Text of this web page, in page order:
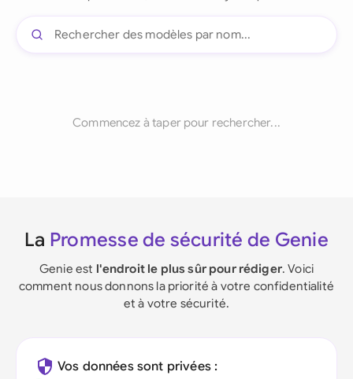
Commencez à taper pour rechercher...
La Promesse de sécurité de Genie
Genie est l'endroit le plus sûr pour rédiger. Voici
comment nous donnons la priorité à votre confidentialité
et à votre sécurité.
Vos données sont privées :